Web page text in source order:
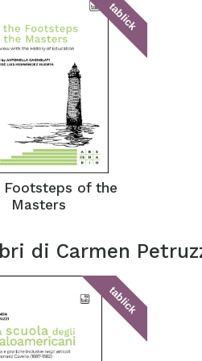
tablick
Footsteps of the
Masters
di Carmen
tablick